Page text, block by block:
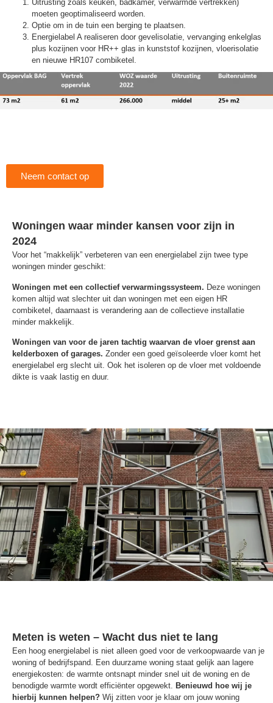
Uitrusting zoals keuken, badkamer, verwarmde vertrekken)
moeten geoptimaliseerd worden.
Optie om in de tuin een berging te plaatsen.
Energielabel A realiseren door gevelisolatie, vervanging enkelglas
plus kozijnen voor HR++ glas in kunststof kozijnen, vloerisolatie
en nieuwe HR107 combiketel.
Neem contact op
Woningen waar minder kansen voor zijn in
2024
Voor het “makkelijk” verbeteren van een energielabel zijn twee type
woningen minder geschikt:
Woningen met een collectief verwarmingssysteem. Deze woningen
komen altijd wat slechter uit dan woningen met een eigen HR
combiketel, daarnaast is verandering aan de collectieve installatie
minder makkelijk.
Woningen van voor de jaren tachtig waarvan de vloer grenst aan
kelderboxen of garages. Zonder een goed geïsoleerde vloer komt het
energielabel erg slecht uit. Ook het isoleren op de vloer met voldoende
dikte is vaak lastig en duur.
Meten is weten – Wacht dus niet te lang
Een hoog energielabel is niet alleen goed voor de verkoopwaarde van je
woning of bedrijfspand. Een duurzame woning staat gelijk aan lagere
energiekosten: de warmte ontsnapt minder snel uit de woning en de
benodigde warmte wordt efficiënter opgewekt. Benieuwd hoe wij je
hierbij kunnen helpen? Wij zitten voor je klaar om jouw woning